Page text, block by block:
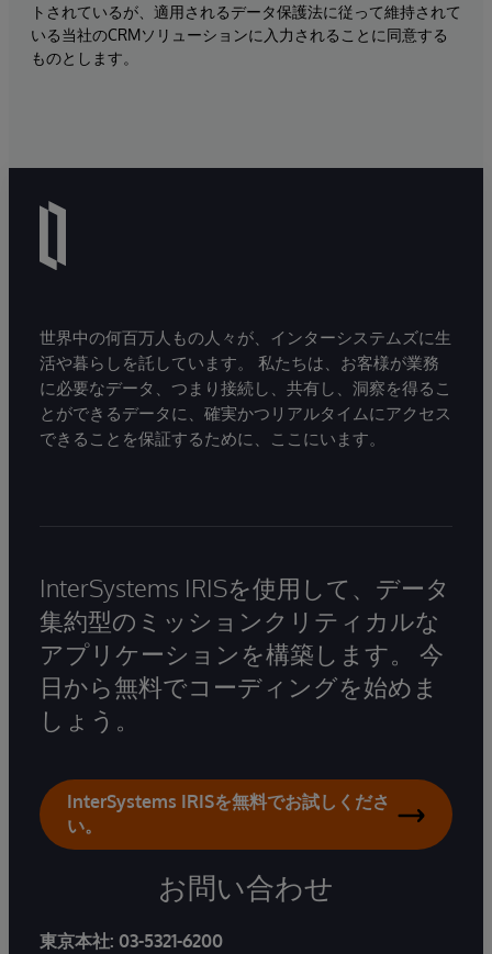
トされているが、適用されるデータ保護法に従って維持されて
いる当社のCRMソリューションに入力されることに同意する
ものとします。
世界中の何百万人もの人々が、インターシステムズに生
活や暮らしを託しています。 私たちは、お客様が業務
に必要なデータ、つまり接続し、共有し、洞察を得るこ
とができるデータに、確実かつリアルタイムにアクセス
できることを保証するために、ここにいます。
InterSystems IRISを使用して、データ
集約型のミッションクリティカルな
アプリケーションを構築します。 今
日から無料でコーディングを始めま
しょう。
InterSystems IRISを無料でお試しくださ
い。
お問い合わせ
東京本社: 03-5321-6200